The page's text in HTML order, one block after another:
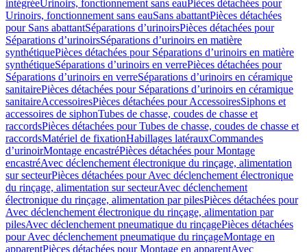
intégréeUrinoirs, fonctionnement sans eauPièces détachées pour
Urinoirs, fonctionnement sans eauSans abattantPièces détachées
pour Sans abattantSéparations d’urinoirsPièces détachées pour
Séparations d’urinoirsSéparations d’urinoirs en matière
synthétiquePièces détachées pour Séparations d’urinoirs en matière
synthétiqueSéparations d’urinoirs en verrePièces détachées pour
Séparations d’urinoirs en verreSéparations d’urinoirs en céramique
sanitairePièces détachées pour Séparations d’urinoirs en céramique
sanitaireAccessoiresPièces détachées pour AccessoiresSiphons et
accessoires de siphonTubes de chasse, coudes de chasse et
raccordsPièces détachées pour Tubes de chasse, coudes de chasse et
raccordsMatériel de fixationHabillages latérauxCommandes
dʼurinoirMontage encastréPièces détachées pour Montage
encastréAvec déclenchement électronique du rinçage, alimentation
sur secteurPièces détachées pour Avec déclenchement électronique
du rinçage, alimentation sur secteurAvec déclenchement
électronique du rinçage, alimentation par pilesPièces détachées pour
Avec déclenchement électronique du rinçage, alimentation par
pilesAvec déclenchement pneumatique du rinçagePièces détachées
pour Avec déclenchement pneumatique du rinçageMontage en
apparentPièces détachées pour Montage en apparentAvec